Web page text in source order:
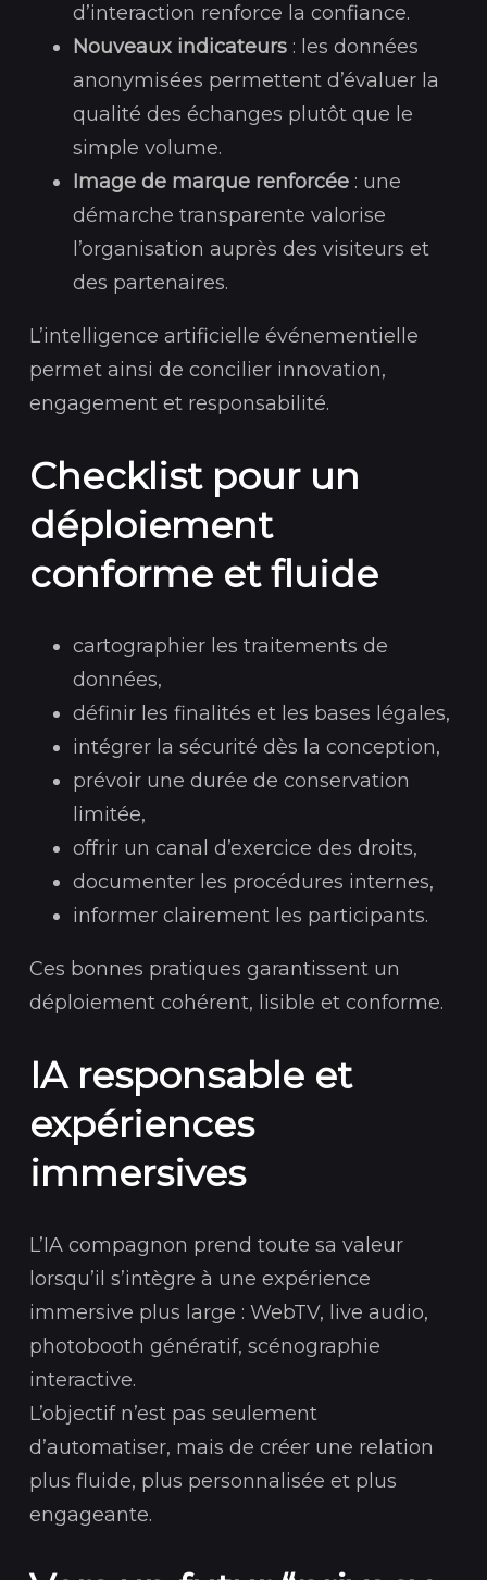
d’interaction renforce la confiance.
Nouveaux indicateurs : les données
anonymisées permettent d’évaluer la
qualité des échanges plutôt que le
simple volume.
Image de marque renforcée : une
démarche transparente valorise
l’organisation auprès des visiteurs et
des partenaires.
L’intelligence artificielle événementielle
permet ainsi de concilier innovation,
engagement et responsabilité.
Checklist pour un
déploiement
conforme et fluide
cartographier les traitements de
données,
définir les finalités et les bases légales,
intégrer la sécurité dès la conception,
prévoir une durée de conservation
limitée,
offrir un canal d’exercice des droits,
documenter les procédures internes,
informer clairement les participants.
Ces bonnes pratiques garantissent un
déploiement cohérent, lisible et conforme.
IA responsable et
expériences
immersives
L’IA compagnon prend toute sa valeur
lorsqu’il s’intègre à une expérience
immersive plus large : WebTV, live audio,
photobooth génératif, scénographie
interactive.
L’objectif n’est pas seulement
d’automatiser, mais de créer une relation
plus fluide, plus personnalisée et plus
engageante.